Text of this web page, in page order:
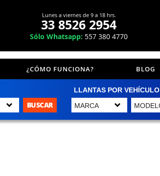
Lunes a viernes de 9 a 18 hrs.
33 8526 2954
Sólo Whatsapp: 557 380 4770
¿CÓMO FUNCIONA? BLOG
BUSCAR
LLANTAS POR VEHÍCULO